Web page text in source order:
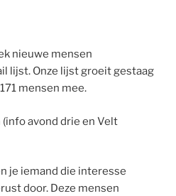
nieuwe mensen
lijst. Onze lijst groeit gestaag
mensen mee.
avond drie en Velt
je iemand die interesse
door. Deze mensen